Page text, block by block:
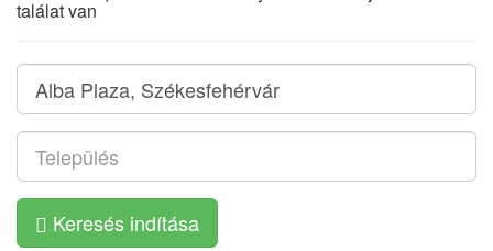
találat van
Keresés indítása